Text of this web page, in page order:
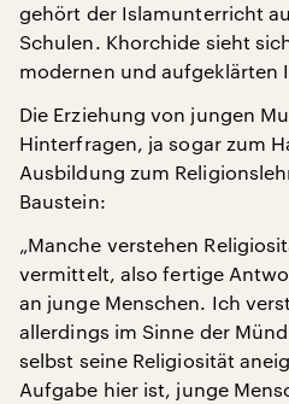
gehört der Islamunterricht
Schulen. Khorchide sieht
modernen und aufgeklärten
Die Erziehung von jungen
Hinterfragen, ja sogar zum
Ausbildung zum
Baustein:
„Manche verstehen
vermittelt, also fertige
an junge Menschen. Ich
allerdings im Sinne der
selbst seine Religiosität
Aufgabe hier ist, junge